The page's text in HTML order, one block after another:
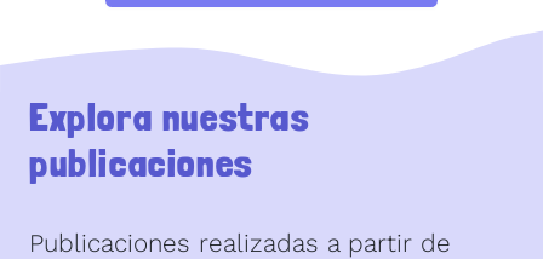
Explora nuestras
publicaciones
Publicaciones realizadas a partir de